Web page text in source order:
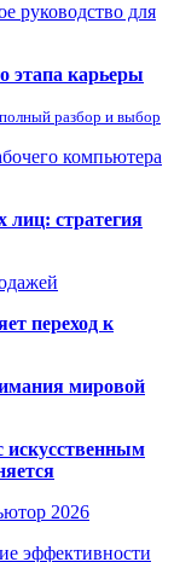
руководство для
этапа карьеры
разбор и выбор
компьютера
лиц: стратегия
переход к
мировой
искусственным
2026
эффективности